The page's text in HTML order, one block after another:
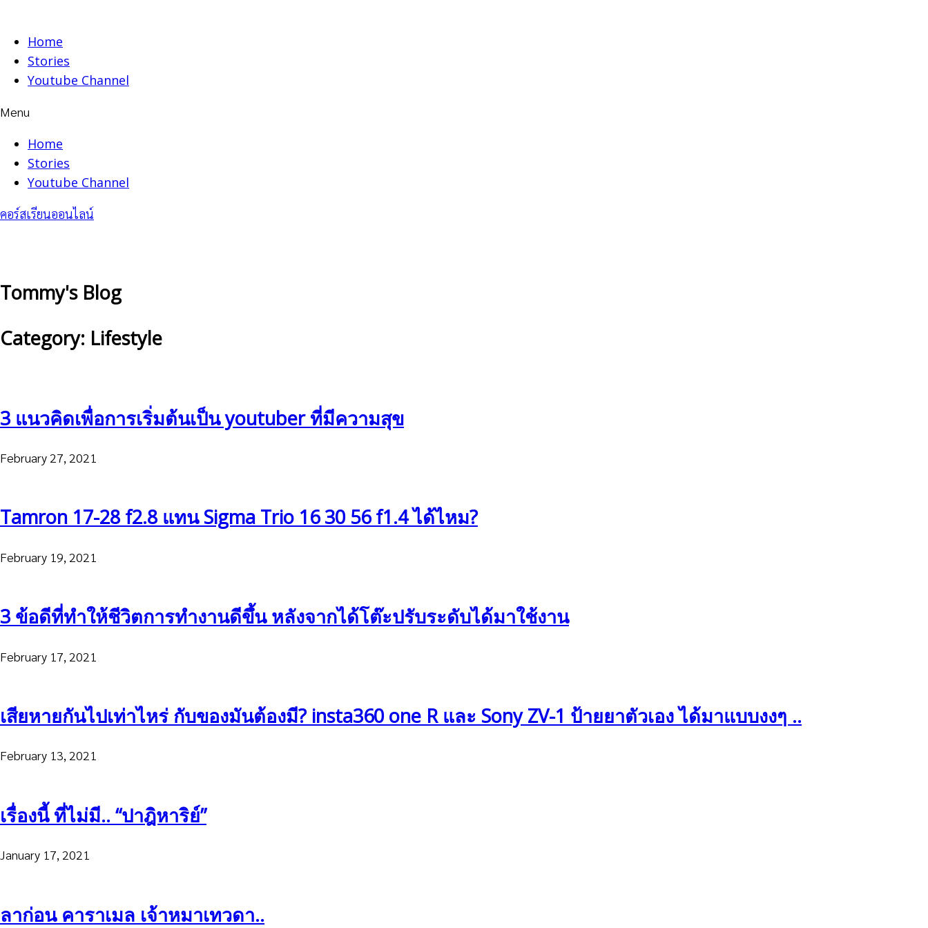
contentHome
Stories
Youtube Channel
Menu
Home
Stories
Youtube Channel
คอร์สเรียนออนไลน์
Tommy's Blog
Category: Lifestyle
3 แนวคิดเพื่อการเริ่มต้นเป็น youtuber ที่มีความสุข
February 27, 2021
Tamron 17-28 f2.8 แทน Sigma Trio 16 30 56 f1.4 ได้ไหม?
February 19, 2021
3 ข้อดีที่ทำให้ชีวิตการทำงานดีขึ้น หลังจากได้โต๊ะปรับระดับได้มาใช้งาน
February 17, 2021
เสียหายกันไปเท่าไหร่ กับของมันต้องมี? insta360 one R และ Sony ZV-1 ป้ายยาตัวเอง ได้มาแบบงงๆ ..
February 13, 2021
เรื่องนี้ ที่ไม่มี.. “ปาฎิหาริย์”
January 17, 2021
ลาก่อน คาราเมล เจ้าหมาเทวดา..